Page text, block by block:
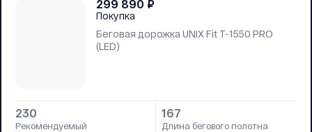
299 890 ₽
Покупка
Беговая дорожка UNIX Fit T-1550 PRO
(LED)
230
Рекомендуемый
167
Длина бегового полотна